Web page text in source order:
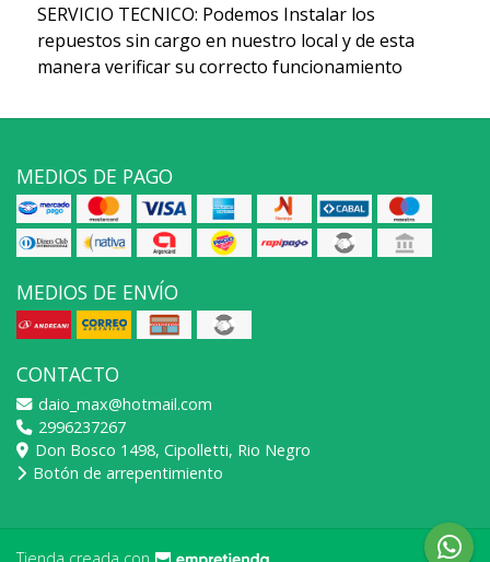
SERVICIO TECNICO: Podemos Instalar los
repuestos sin cargo en nuestro local y de esta
manera verificar su correcto funcionamiento
MEDIOS DE PAGO
MEDIOS DE ENVÍO
CONTACTO
daio_max@hotmail.com
2996237267
Don Bosco 1498, Cipolletti, Rio Negro
Botón de arrepentimiento